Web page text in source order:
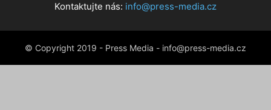
Kontaktujte nás: info@press-media.cz
© Copyright 2019 - Press Media - info@press-media.cz